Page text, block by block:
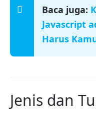
Baca juga:
Javascript
Harus
Jenis dan